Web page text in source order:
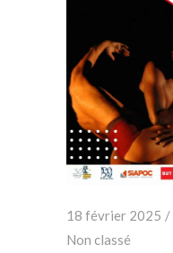
18 février 2025
Non classé